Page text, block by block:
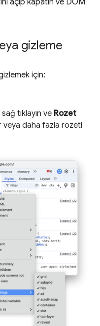
açıp kapatın ve DOM
gizleme
için:
tıklayın ve Rozet
veya daha fazla rozeti